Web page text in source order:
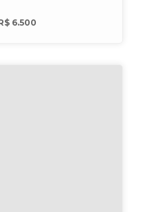
6.500